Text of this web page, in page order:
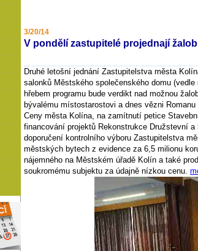
3/20/14
V pondělí zastupitelé projednají
Druhé letošní jednání Zastupitelstva města
salonků Městského společenského domu
hřebem programu bude verdikt nad možnou
bývalému místostarostovi a dnes vězni
Ceny města Kolína, na zamítnutí petice
financování projektů Rekonstrukce Družstevní
doporučení kontrolního výboru Zastupitelstva
městských bytech z evidence za 6,5 milionu
nájemného na Městském úřadě Kolín a také
soukromému subjektu za údajně nízkou cenu.